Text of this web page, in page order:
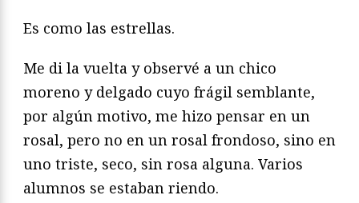
Es como las estrellas.
Me di la vuelta y observé a un chico
moreno y delgado cuyo frágil semblante,
por algún motivo, me hizo pensar en un
rosal, pero no en un rosal frondoso, sino en
uno triste, seco, sin rosa alguna. Varios
alumnos se estaban riendo.